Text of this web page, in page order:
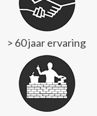
> 60 jaar ervaring